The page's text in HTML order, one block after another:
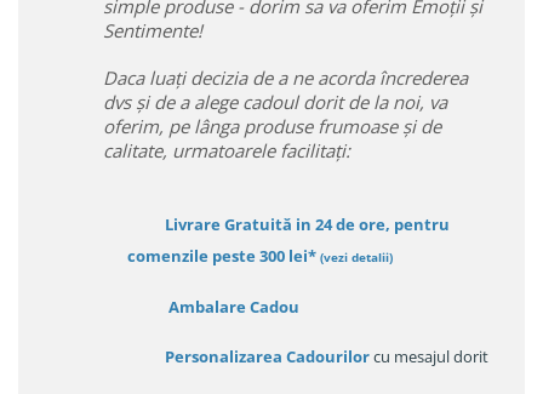
simple produse - dorim sa va oferim Emoții și
Sentimente!
Daca luați decizia de a ne acorda încrederea
dvs și de a alege cadoul dorit de la noi, va
oferim, pe lânga produse frumoase și de
calitate, urmatoarele facilitați:
Livrare Gratuită in 24 de ore, pentru
comenzile peste 300 lei* (vezi detalii)
Ambalare Cadou
Personalizarea Cadourilorcu mesajul dorit